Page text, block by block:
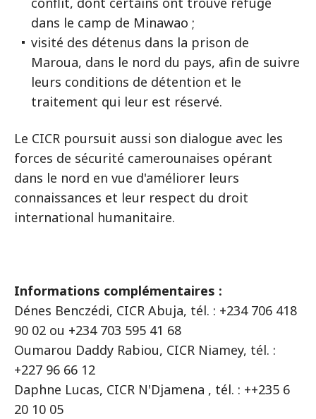
dans le camp de Minawao ;
visité des détenus dans la prison de
Maroua, dans le nord du pays, afin de suivre
leurs conditions de détention et le
traitement qui leur est réservé.
Le CICR poursuit aussi son dialogue avec les
forces de sécurité camerounaises opérant
dans le nord en vue d'améliorer leurs
connaissances et leur respect du droit
international humanitaire.
Informations complémentaires :
Dénes Benczédi, CICR Abuja, tél. : +234 706 418
90 02 ou +234 703 595 41 68
Oumarou Daddy Rabiou, CICR Niamey, tél. :
+227 96 66 12
Daphne Lucas, CICR N'Djamena , tél. : ++235 6
20 10 05